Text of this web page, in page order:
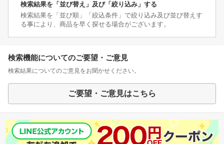
検索結果を「並び替え」及び「絞り込み」する
検索結果を「並び順」「絞込条件」で絞り込み及び並び替えす
る事により、商品を早く探せる場合がございます。
検索機能についてのご要望・ご意見
検索結果についてのご意見をお聞かせください。
ご要望・ご意見はこちら